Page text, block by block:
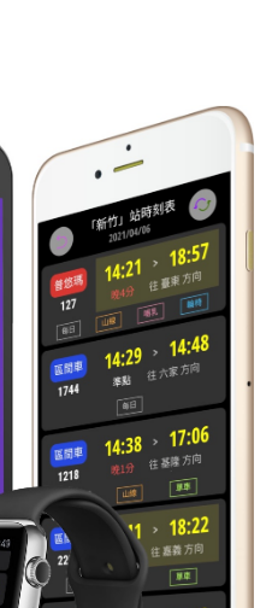
往 福隆
往 北湖 每日
往 基隆 每日
往 新竹
往 樹林 每日
往 臺中 每日